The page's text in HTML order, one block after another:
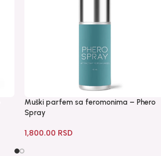
Muški parfem sa feromonima – Phero
Spray
1,800.00 RSD